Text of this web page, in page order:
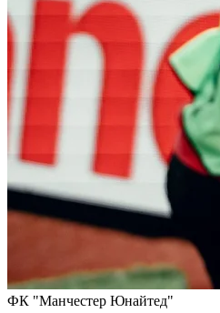
ФК "Манчестер Юнайтед"